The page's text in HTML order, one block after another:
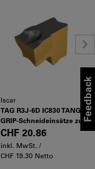
Iscar
TAG R3J-6D IC830 TANG-
GRIP-Schneideinsätze zum
Abstechen von weichen
Werkstückstoffen, Rohren,
kleinen Durchmessern und
CHF 20.86
inkl. MwSt. /
CHF 19.30 Netto